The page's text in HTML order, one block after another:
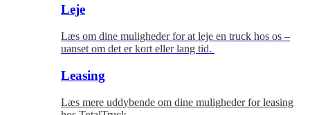
Leje
Læs om dine muligheder for at leje en truck hos os –
uanset om det er kort eller lang tid.
Leasing
Læs mere uddybende om dine muligheder for leasing